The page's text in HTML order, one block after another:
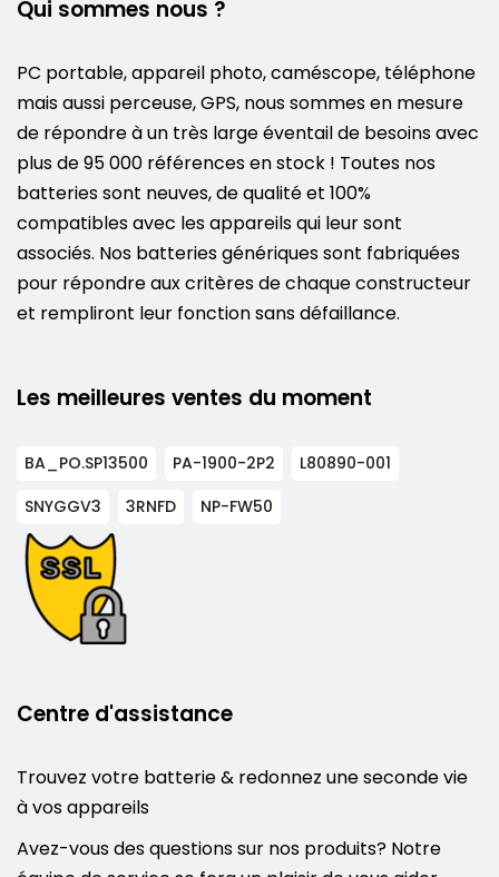
Qui sommes nous ?
PC portable, appareil photo, caméscope, téléphone
mais aussi perceuse, GPS, nous sommes en mesure
de répondre à un très large éventail de besoins avec
plus de 95 000 références en stock ! Toutes nos
batteries sont neuves, de qualité et 100%
compatibles avec les appareils qui leur sont
associés. Nos batteries génériques sont fabriquées
pour répondre aux critères de chaque constructeur
et rempliront leur fonction sans défaillance.
Les meilleures ventes du moment
BA_PO.SP13500 PA-1900-2P2
L80890-001
SNYGGV3
3RNFD NP-FW50
Centre d'assistance
Trouvez votre batterie & redonnez une seconde vie
à vos appareils
Avez-vous des questions sur nos produits? Notre